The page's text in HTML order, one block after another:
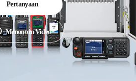
Pertanyaan
Menonton Video